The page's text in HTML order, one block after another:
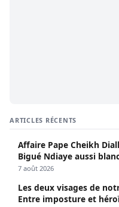
ARTICLES RÉCENTS
Affaire Pape Cheikh
Bigué Ndiaye aussi
7 août 2026
Les deux visages de
Entre imposture et